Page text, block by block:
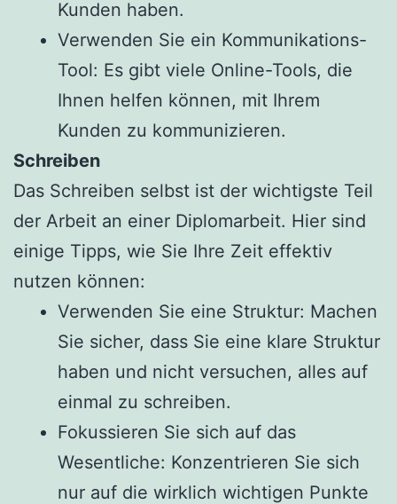
Kunden haben.
Verwenden Sie ein Kommunikations-
Tool: Es gibt viele Online-Tools, die
Ihnen helfen können, mit Ihrem
Kunden zu kommunizieren.
Schreiben
Das Schreiben selbst ist der wichtigste Teil
der Arbeit an einer Diplomarbeit. Hier sind
einige Tipps, wie Sie Ihre Zeit effektiv
nutzen können:
Verwenden Sie eine Struktur: Machen
Sie sicher, dass Sie eine klare Struktur
haben und nicht versuchen, alles auf
einmal zu schreiben.
Fokussieren Sie sich auf das
Wesentliche: Konzentrieren Sie sich
nur auf die wirklich wichtigen Punkte